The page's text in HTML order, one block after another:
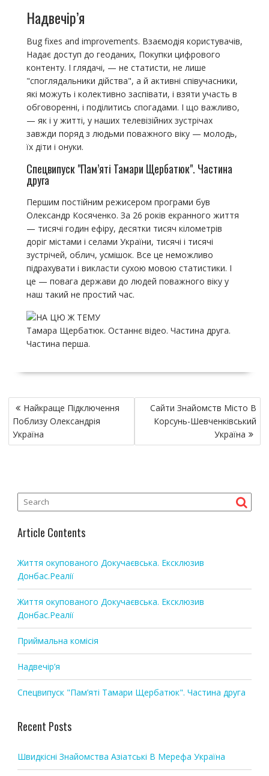
Надвечір’я
Bug fixes and improvements. Взаємодія користувачів,
Надає доступ до геоданих, Покупки цифрового
контенту. І глядачі, — не статисти, не лише
"споглядальники дійства", а й активні співучасники,
які можуть і колективно заспівати, і взяти участь в
обговоренні, і поділитись спогадами. І що важливо,
— як і у житті, у наших телевізійних зустрічах
завжди поряд з людьми поважного віку — молодь,
їх діти і онуки.
Спецвипуск "Пам’яті Тамари Щербатюк". Частина
друга
Першим постійним режисером програми був
Олександр Косяченко. За 26 років екранного життя
— тисячі годин ефіру, десятки тисяч кілометрів
доріг містами і селами України, тисячі і тисячі
зустрічей, облич, усмішок. Все це неможливо
підрахувати і викласти сухою мовою статистики. І
це — повага держави до людей поважного віку у
наш такий не простий час.
Тамара Щербатюк. Останнє відео. Частина друга.
Частина перша.
P
o
s
t
Найкраще Підключення
Поблизу Олександрія
Україна
Сайти Знайомств Місто В
Корсунь-Шевченківський
Україна
Article Contents
Життя окупованого Докучаєвська. Ексклюзив
Донбас.Реалії
Життя окупованого Докучаєвська. Ексклюзив
Донбас.Реалії
Приймальна комісія
Надвечір’я
Спецвипуск "Пам’яті Тамари Щербатюк". Частина друга
Recent Posts
Швидкісні Знайомства Азіатські В Мерефа Україна